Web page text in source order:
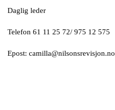
Daglig leder
Telefon 61 11 25 72/ 975 12 575
Epost: camilla@nilsonsrevisjon.no